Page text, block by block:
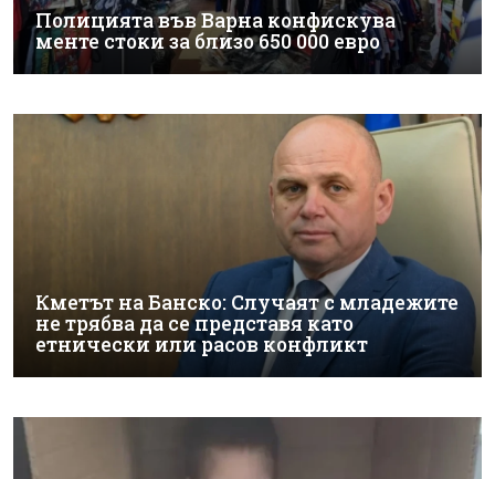
Полицията във Варна конфискува
менте стоки за близо 650 000 евро
Кметът на Банско: Случаят с младежите
не трябва да се представя като
етнически или расов конфликт